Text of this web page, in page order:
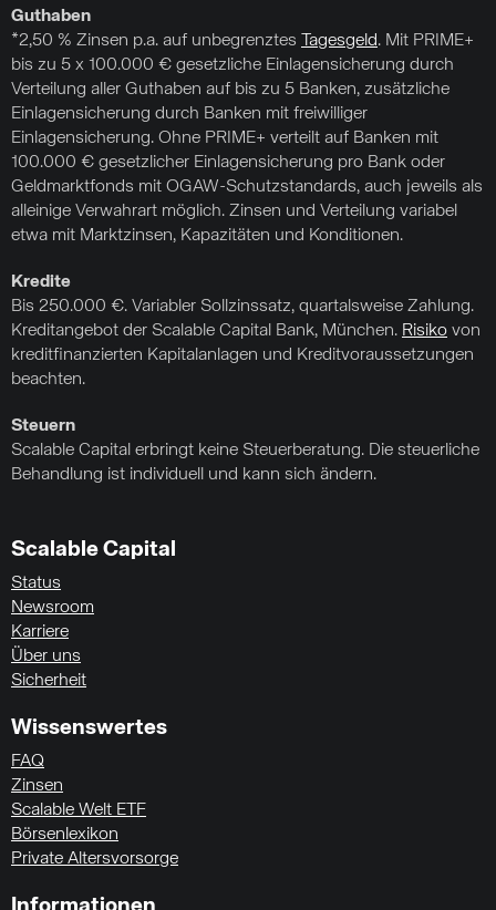
Guthaben
*2,50 % Zinsen p.a. auf unbegrenztes Tagesgeld. Mit PRIME+
bis zu 5 x 100.000 € gesetzliche Einlagensicherung durch
Verteilung aller Guthaben auf bis zu 5 Banken, zusätzliche
Einlagensicherung durch Banken mit freiwilliger
Einlagensicherung. Ohne PRIME+ verteilt auf Banken mit
100.000 € gesetzlicher Einlagensicherung pro Bank oder
Geldmarktfonds mit OGAW-Schutzstandards, auch jeweils als
alleinige Verwahrart möglich. Zinsen und Verteilung variabel
etwa mit Marktzinsen, Kapazitäten und Konditionen.
Kredite
Bis 250.000 €. Variabler Sollzinssatz, quartalsweise Zahlung.
Kreditangebot der Scalable Capital Bank, München. Risiko von
kreditfinanzierten Kapitalanlagen und Kreditvoraussetzungen
beachten.
Steuern
Scalable Capital erbringt keine Steuerberatung. Die steuerliche
Behandlung ist individuell und kann sich ändern.
Scalable Capital
Status
Newsroom
Karriere
Über uns
Sicherheit
Wissenswertes
FAQ
Zinsen
Scalable Welt ETF
Börsenlexikon
Private Altersvorsorge